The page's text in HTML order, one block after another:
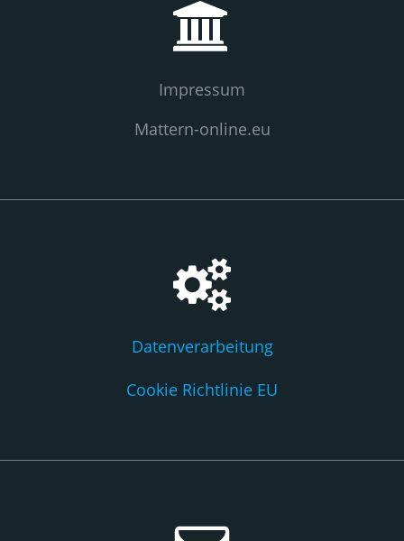
Impressum
Mattern-online.eu
Datenverarbeitung
Cookie Richtlinie EU